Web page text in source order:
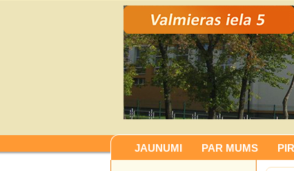
JAUNUMI PAR MUMS